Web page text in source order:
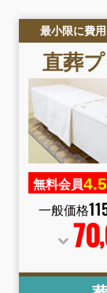
最小限に費
直葬
無料会員4.5
一般価格
70,